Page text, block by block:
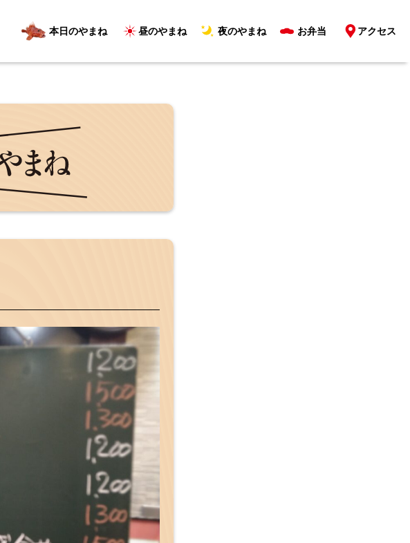
本日のやまね 昼のやまね 夜のやまね お弁当 アクセス